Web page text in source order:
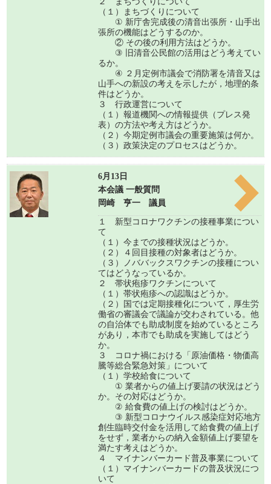
（１）まちづくりについて
① 新庁舎完成後の清音出張所・山手出
張所の機能はどうするのか。
② その後の利用方法はどうか。
③ 旧清音公民館の活用はどう考えてい
るか。
④ ２月定例市議会で消防署を清音又は
山手への新設の考えを示したが，地理的条
件はどうか。
３ 行政運営について
（１）報道機関への情報提供（プレス発
表）の方法や考え方はどうか。
（２）今期定例市議会の重要施策は何か。
（３）政策決定のプロセスはどうか。
6月13日
本会議 一般質問
岡崎 亨一 議員
１ 新型コロナワクチンの接種事業につい
て
（１）今までの接種状況はどうか。
（２）４回目接種の対象者はどうか。
（３）ノババックスワクチンの接種につい
てはどうなっているか。
２ 帯状疱疹ワクチンについて
（１）帯状疱疹への認識はどうか。
（２）国では定期接種化について，厚生労
働省の審議会で議論が交わされている。他
の自治体でも助成制度を始めているところ
があり，本市でも助成を実施してはどう
か。
３ コロナ禍における「原油価格・物価高
騰等総合緊急対策」について
（１）学校給食について
① 業者からの値上げ要請の状況はどう
か。その対応はどうか。
② 給食費の値上げの検討はどうか。
③ 新型コロナウイルス感染症対応地方
創生臨時交付金を活用して給食費の値上げ
をせず，業者からの納入金額値上げ要望を
満たす考えはどうか。
４ マイナンバーカード普及事業について
（１）マイナンバーカードの普及状況につ
いて